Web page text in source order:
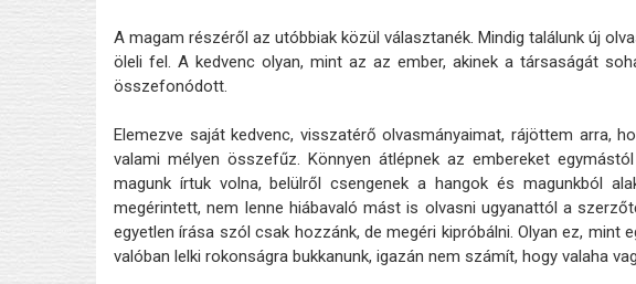
A magam részéről az utóbbiak közül választanék. Mindig találunk új
öleli fel. A kedvenc olyan, mint az az ember, akinek a társaságát
összefonódott.
Elemezve saját kedvenc, visszatérő olvasmányaimat, rájöttem arra,
valami mélyen összefűz. Könnyen átlépnek az embereket
magunk írtuk volna, belülről csengenek a hangok és magunkból
megérintett, nem lenne hiábavaló mást is olvasni ugyanattól a
egyetlen írása szól csak hozzánk, de megéri kipróbálni. Olyan ez,
valóban lelki rokonságra bukkanunk, igazán nem számít, hogy valaha